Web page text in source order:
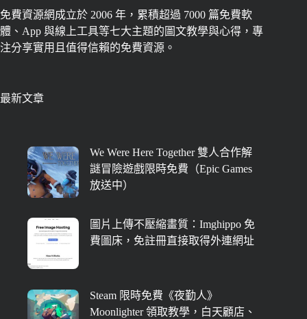
免費資源網成立於 2006 年，累積超過 7000 篇免費軟
體、App 與線上工具等七大主題的圖文教學與心得，專
注分享實用且值得信賴的免費資源。
最新文章
We Were Here Together 雙人合作解
謎冒險遊戲限時免費（Epic Games
放送中）
圖片上傳不壓縮畫質：Imghippo 免
費圖床，免註冊直接取得外連網址
Steam 限時免費《夜勤人》
Moonlighter 領取教學，白天顧店、